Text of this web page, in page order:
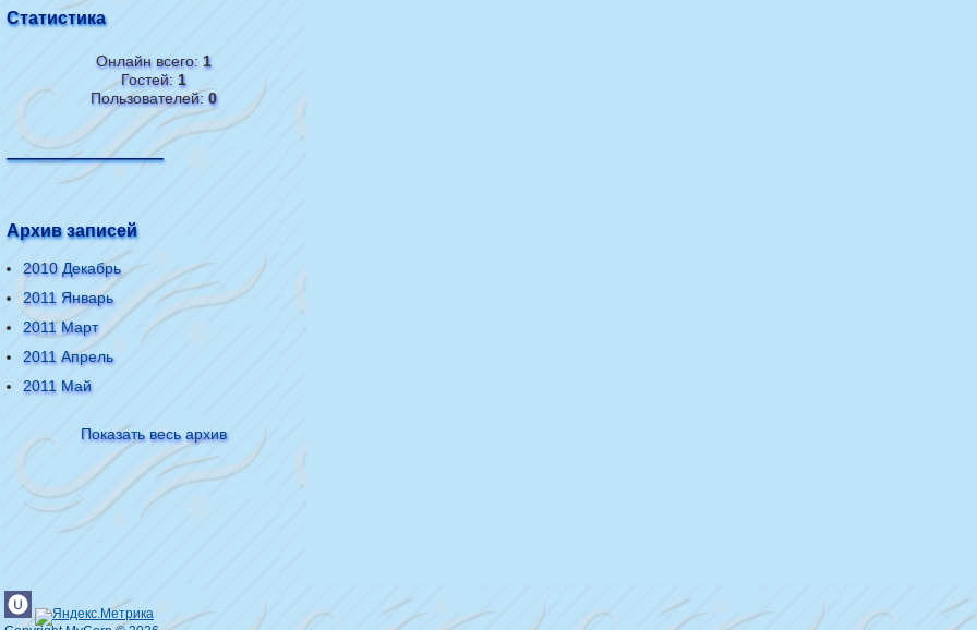
Статистика
Онлайн всего: 1
Гостей: 1
Пользователей: 0
—————————
Архив записей
2010 Декабрь
2011 Январь
2011 Март
2011 Апрель
2011 Май
Показать весь архив